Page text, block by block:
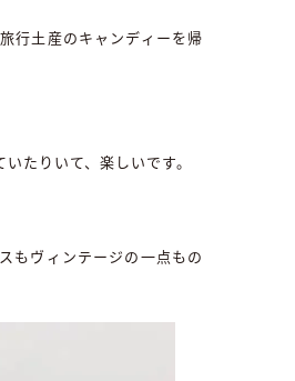
行土産のキャンディーを帰
たりいて、楽しいです。
もヴィンテージの一点もの